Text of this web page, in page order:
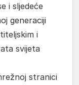
i sljedeće
generaciji
i
svijeta
stranici